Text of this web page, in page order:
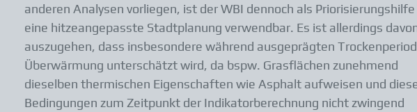
anderen Analysen vorliegen, ist der WBI dennoch als
eine hitzeangepasste Stadtplanung verwendbar. Es ist allerdings
auszugehen, dass insbesondere während ausgeprägten
Überwärmung unterschätzt wird, da bspw. Grasflächen zunehmend
dieselben thermischen Eigenschaften wie Asphalt aufweisen und
Bedingungen zum Zeitpunkt der Indikatorberechnung nicht zwingend